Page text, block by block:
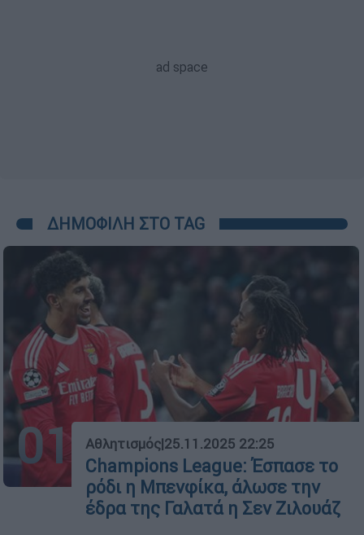
ΔΗΜΟΦΙΛΗ ΣΤΟ TAG
01 Αθλητισμός|25.11.2025 22:25
Champions League: Έσπασε το
ρόδι η Μπενφίκα, άλωσε την
έδρα της Γαλατά η Σεν Ζιλουάζ